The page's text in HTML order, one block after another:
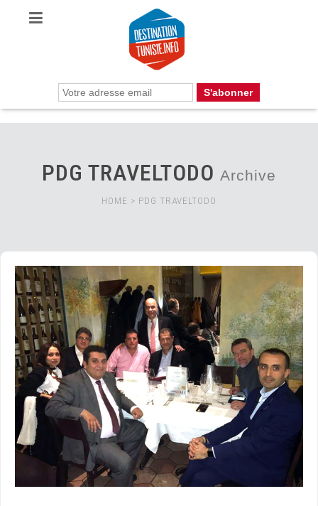
PDG TRAVELTODO Archive
HOME > PDG TRAVELTODO